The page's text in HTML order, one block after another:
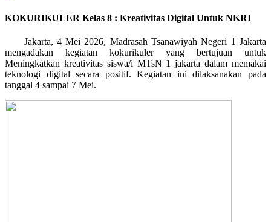
KOKURIKULER Kelas 8 : Kreativitas Digital Untuk NKRI
Jakarta, 4 Mei 2026, Madrasah Tsanawiyah Negeri 1 Jakarta
mengadakan kegiatan kokurikuler yang bertujuan untuk
Meningkatkan kreativitas siswa/i MTsN 1 jakarta dalam memakai
teknologi digital secara positif. Kegiatan ini dilaksanakan pada
tanggal 4 sampai 7 Mei.